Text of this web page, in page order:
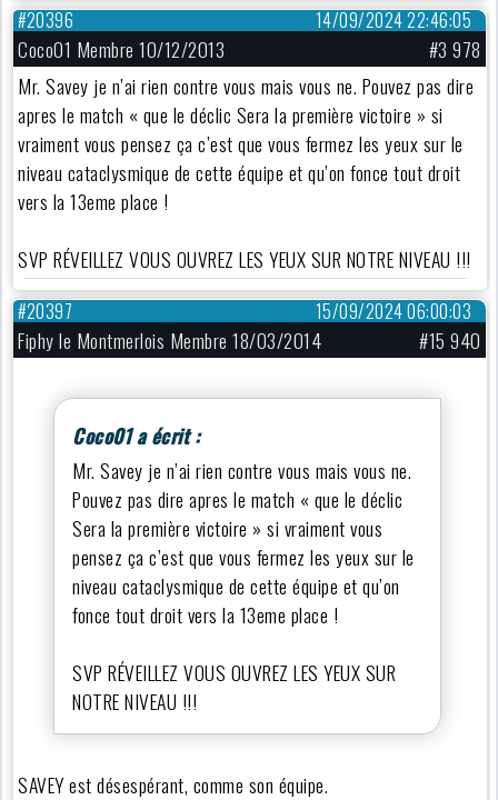
14/09/2024 22:46:05
#20396
Coco01 Membre 10/12/2013
#3 978
Mr. Savey je n’ai rien contre vous mais vous ne. Pouvez pas dire
apres le match « que le déclic Sera la première victoire » si
vraiment vous pensez ça c’est que vous fermez les yeux sur le
niveau cataclysmique de cette équipe et qu’on fonce tout droit
vers la 13eme place !
SVP RÉVEILLEZ VOUS OUVREZ LES YEUX SUR NOTRE NIVEAU !!!
15/09/2024 06:00:03
#20397
Fiphy le Montmerlois Membre 18/03/2014 #15 940
Coco01 a écrit :
Mr. Savey je n’ai rien contre vous mais vous ne.
Pouvez pas dire apres le match « que le déclic
Sera la première victoire » si vraiment vous
pensez ça c’est que vous fermez les yeux sur le
niveau cataclysmique de cette équipe et qu’on
fonce tout droit vers la 13eme place !
SVP RÉVEILLEZ VOUS OUVREZ LES YEUX SUR
NOTRE NIVEAU !!!
SAVEY est désespérant, comme son équipe.